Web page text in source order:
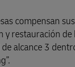
compensan
restauración
alcance 3